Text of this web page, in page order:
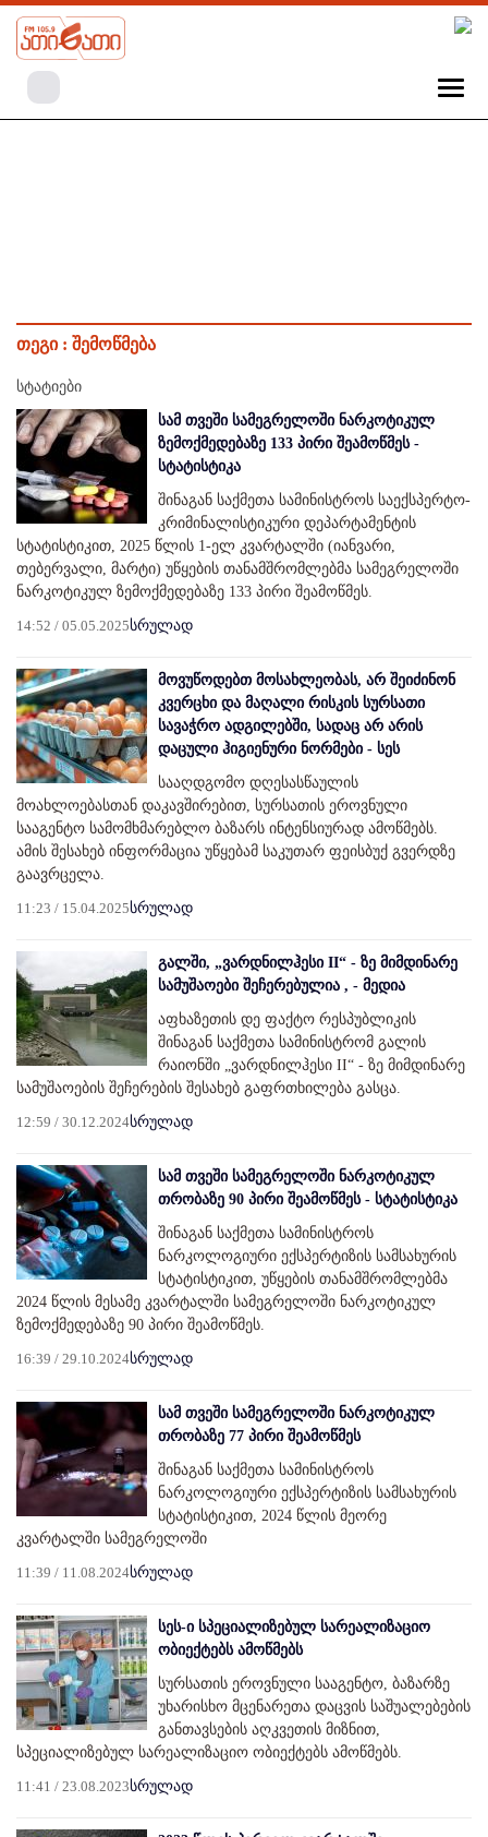
თეგი : შემოწმება
სტატიები
სამ თვეში სამეგრელოში ნარკოტიკულ
ზემოქმედებაზე 133 პირი შეამოწმეს -
სტატისტიკა
შინაგან საქმეთა სამინისტროს საექსპერტო-
კრიმინალისტიკური დეპარტამენტის
სტატისტიკით, 2025 წლის 1-ელ კვარტალში (იანვარი,
თებერვალი, მარტი) უწყების თანამშრომლებმა სამეგრელოში
ნარკოტიკულ ზემოქმედებაზე 133 პირი შეამოწმეს.
14:52 / 05.05.2025სრულად
მოვუწოდებთ მოსახლეობას, არ შეიძინონ
კვერცხი და მაღალი რისკის სურსათი
სავაჭრო ადგილებში, სადაც არ არის
დაცული ჰიგიენური ნორმები - სეს
სააღდგომო დღესასწაულის
მოახლოებასთან დაკავშირებით, სურსათის ეროვნული
სააგენტო სამომხმარებლო ბაზარს ინტენსიურად ამოწმებს.
ამის შესახებ ინფორმაცია უწყებამ საკუთარ ფეისბუქ გვერდზე
გაავრცელა.
11:23 / 15.04.2025სრულად
გალში, „ვარდნილჰესი II“ - ზე მიმდინარე
სამუშაოები შეჩერებულია , - მედია
აფხაზეთის დე ფაქტო რესპუბლიკის
შინაგან საქმეთა სამინისტრომ გალის
რაიონში „ვარდნილჰესი II“ - ზე მიმდინარე
სამუშაოების შეჩერების შესახებ გაფრთხილება გასცა.
12:59 / 30.12.2024სრულად
სამ თვეში სამეგრელოში ნარკოტიკულ
თრობაზე 90 პირი შეამოწმეს - სტატისტიკა
შინაგან საქმეთა სამინისტროს
ნარკოლოგიური ექსპერტიზის სამსახურის
სტატისტიკით, უწყების თანამშრომლებმა
2024 წლის მესამე კვარტალში სამეგრელოში ნარკოტიკულ
ზემოქმედებაზე 90 პირი შეამოწმეს.
16:39 / 29.10.2024სრულად
სამ თვეში სამეგრელოში ნარკოტიკულ
თრობაზე 77 პირი შეამოწმეს
შინაგან საქმეთა სამინისტროს
ნარკოლოგიური ექსპერტიზის სამსახურის
სტატისტიკით, 2024 წლის მეორე
კვარტალში სამეგრელოში
11:39 / 11.08.2024სრულად
სეს-ი სპეციალიზებულ სარეალიზაციო
ობიექტებს ამოწმებს
სურსათის ეროვნული სააგენტო, ბაზარზე
უხარისხო მცენარეთა დაცვის საშუალებების
განთავსების აღკვეთის მიზნით,
სპეციალიზებულ სარეალიზაციო ობიექტებს ამოწმებს.
11:41 / 23.08.2023სრულად